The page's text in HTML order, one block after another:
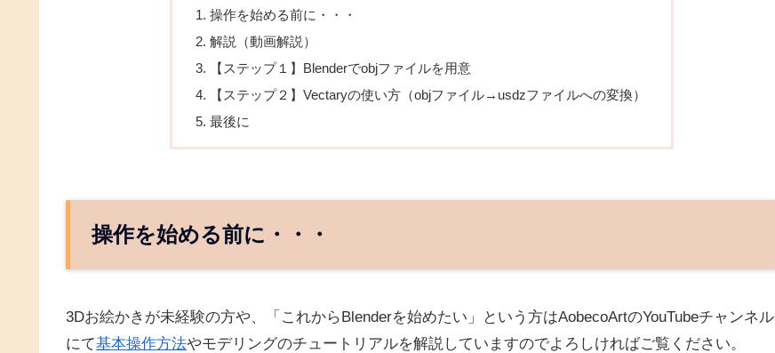
操作を始める前に・・・
解説（動画解説）
【ステップ１】Blenderでobjファイルを用意
【ステップ２】Vectaryの使い方（objファイル→usdzファイルへの変換）
最後に
操作を始める前に・・・
3Dお絵かきが未経験の方や、「これからBlenderを始めたい」という方はAobecoArtのYouTubeチャンネル
にて基本操作方法やモデリングのチュートリアルを解説していますのでよろしければご覧ください。